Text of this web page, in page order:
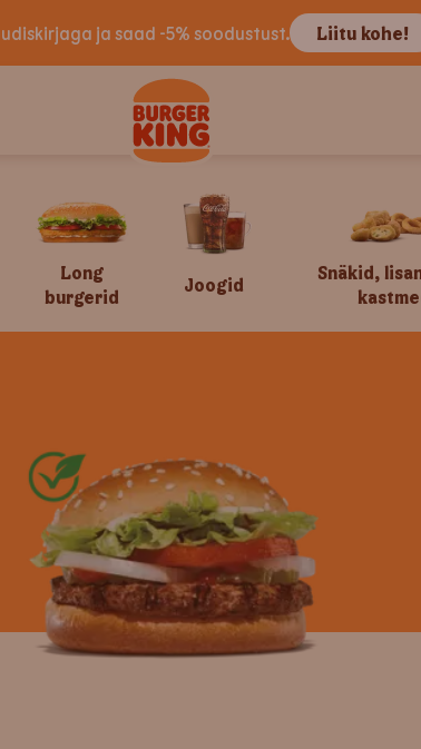
ja saad -5% soodustust. Liitu kohe!
Long
burgerid
Joogid
Snäkid,